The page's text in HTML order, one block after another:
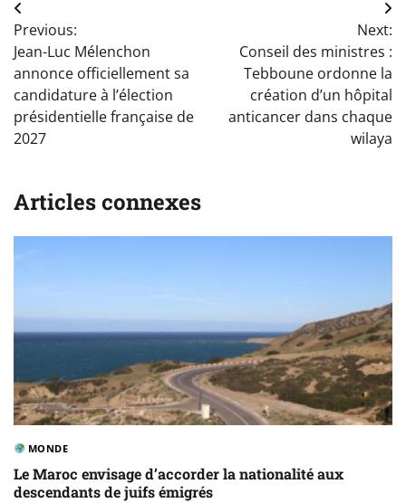
Navigation
de
l’article
Previous:
Jean-Luc Mélenchon
annonce officiellement sa
candidature à l’élection
présidentielle française de
2027
Next:
Conseil des ministres :
Tebboune ordonne la
création d’un hôpital
anticancer dans chaque
wilaya
Articles connexes
MONDE
Le Maroc envisage d’accorder la nationalité aux
descendants de juifs émigrés